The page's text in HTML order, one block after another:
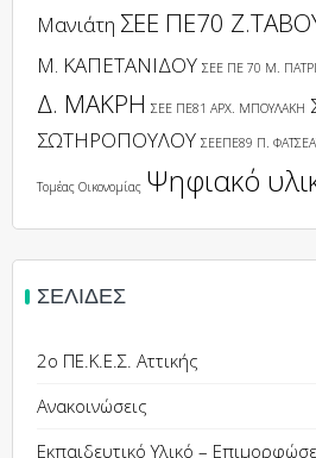
Μανιάτη ΣΕΕ ΠΕ70
Μ. ΚΑΠΕΤΑΝΙΔΟΥ ΣΕΕ ΠΕ 70 Μ.
Δ. ΜΑΚΡΗ ΣΕΕ ΠΕ81 ΑΡΧ. ΜΠΟΥΛΑΚΗ
ΣΩΤΗΡΟΠΟΥΛΟΥ ΣΕΕΠΕ89 Π.
Τομέας Οικονομίας Ψηφιακό
ΣΕΛΊΔΕΣ
2ο ΠΕ.Κ.Ε.Σ. Αττικής
Ανακοινώσεις
Εκπαιδευτικό Υλικό –